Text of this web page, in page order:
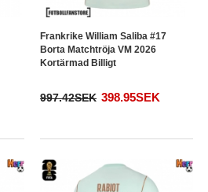
Frankrike William Saliba #17
Borta Matchtröja VM 2026
Kortärmad Billigt
997.42SEK 398.95SEK